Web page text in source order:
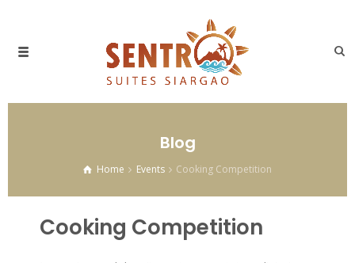
Blog
Home Events Cooking Competition
Cooking Competition